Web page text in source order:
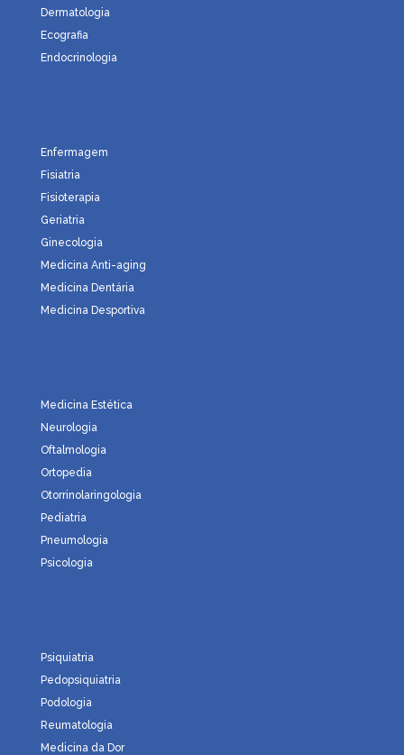
Dermatologia
Ecografia
Endocrinologia
Enfermagem
Fisiatria
Fisioterapia
Geriatria
Ginecologia
Medicina Anti-aging
Medicina Dentária
Medicina Desportiva
Medicina Estética
Neurologia
Oftalmologia
Ortopedia
Otorrinolaringologia
Pediatria
Pneumologia
Psicologia
Psiquiatria
Pedopsiquiatria
Podologia
Reumatologia
Medicina da Dor